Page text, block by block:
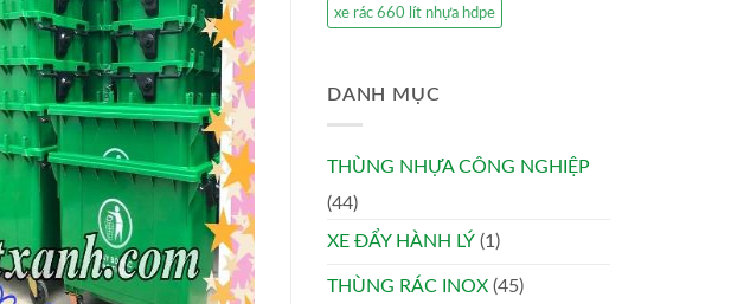
xe rác 660 lít nhựa hdpe
DANH MỤC
THÙNG NHỰA CÔNG NGHIỆP
(44)
XE ĐẨY HÀNH LÝ (1)
THÙNG RÁC INOX (45)